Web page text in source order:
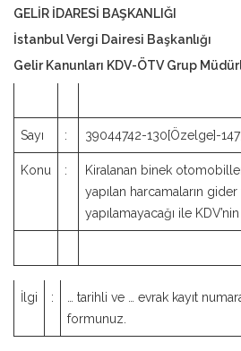
GELİR İDARESİ BAŞKANLIĞI
İstanbul Vergi Dairesi Başkanlığı
Gelir Kanunları KDV-ÖTV Grup
Sayı : 39044742-130[Özelge]-
Konu :
Kiralanan binek
yapılan harcamaların gider
yapılamayacağı ile
İlgi :
… tarihli ve … evrak kayıt
formunuz.